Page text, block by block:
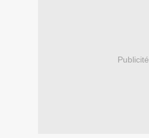
Publicité